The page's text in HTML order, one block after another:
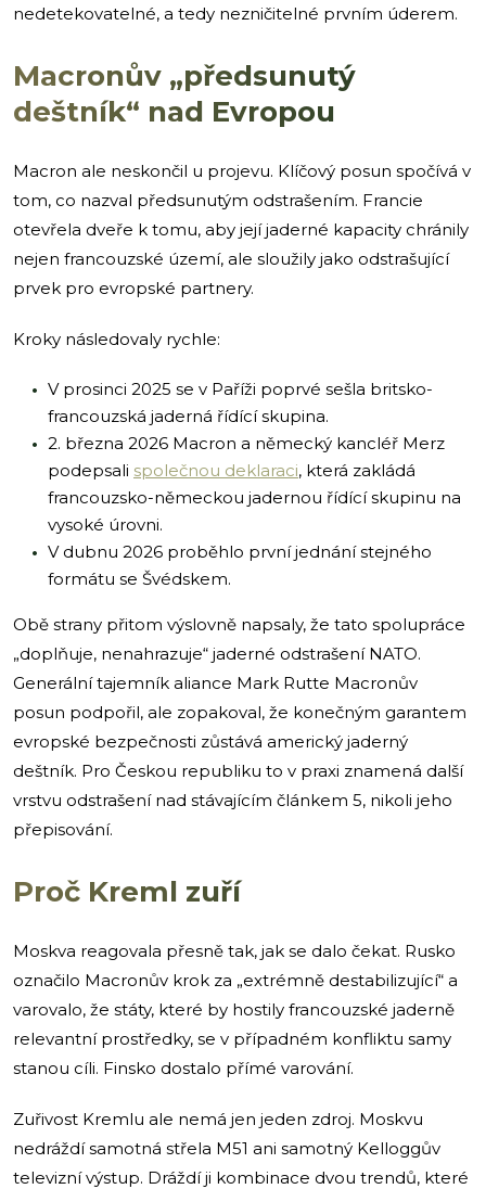
nedetekovatelné, a tedy nezničitelné prvním úderem.
Macronův „předsunutý
deštník“ nad Evropou
Macron ale neskončil u projevu. Klíčový posun spočívá v
tom, co nazval předsunutým odstrašením. Francie
otevřela dveře k tomu, aby její jaderné kapacity chránily
nejen francouzské území, ale sloužily jako odstrašující
prvek pro evropské partnery.
Kroky následovaly rychle:
V prosinci 2025 se v Paříži poprvé sešla britsko-
francouzská jaderná řídící skupina.
2. března 2026 Macron a německý kancléř Merz
podepsali společnou deklaraci, která zakládá
francouzsko-německou jadernou řídící skupinu na
vysoké úrovni.
V dubnu 2026 proběhlo první jednání stejného
formátu se Švédskem.
Obě strany přitom výslovně napsaly, že tato spolupráce
„doplňuje, nenahrazuje“ jaderné odstrašení NATO.
Generální tajemník aliance Mark Rutte Macronův
posun podpořil, ale zopakoval, že konečným garantem
evropské bezpečnosti zůstává americký jaderný
deštník. Pro Českou republiku to v praxi znamená další
vrstvu odstrašení nad stávajícím článkem 5, nikoli jeho
přepisování.
Proč Kreml zuří
Moskva reagovala přesně tak, jak se dalo čekat. Rusko
označilo Macronův krok za „extrémně destabilizující“ a
varovalo, že státy, které by hostily francouzské jaderně
relevantní prostředky, se v případném konfliktu samy
stanou cíli. Finsko dostalo přímé varování.
Zuřivost Kremlu ale nemá jen jeden zdroj. Moskvu
nedráždí samotná střela M51 ani samotný Kelloggův
televizní výstup. Dráždí ji kombinace dvou trendů, které